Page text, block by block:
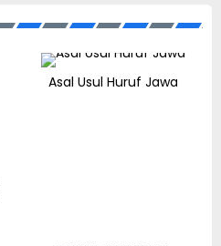
Asal Usul Huruf Jawa